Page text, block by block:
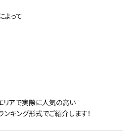
よって
リアで実際に人気の高い
キング形式でご紹介します！